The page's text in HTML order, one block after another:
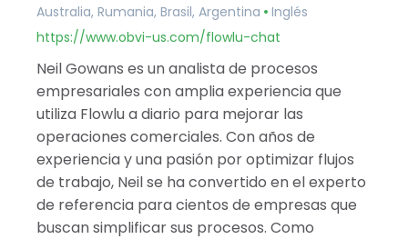
Catar
Albania
India
Australia, Rumania, Brasil, Argentina
Inglés
https://www.obvi-us.com/flowlu-chat
Neil Gowans es un analista de procesos
empresariales con amplia experiencia que
utiliza Flowlu a diario para mejorar las
operaciones comerciales. Con años de
experiencia y una pasión por optimizar flujos
de trabajo, Neil se ha convertido en el experto
de referencia para cientos de empresas que
buscan simplificar sus procesos. Como